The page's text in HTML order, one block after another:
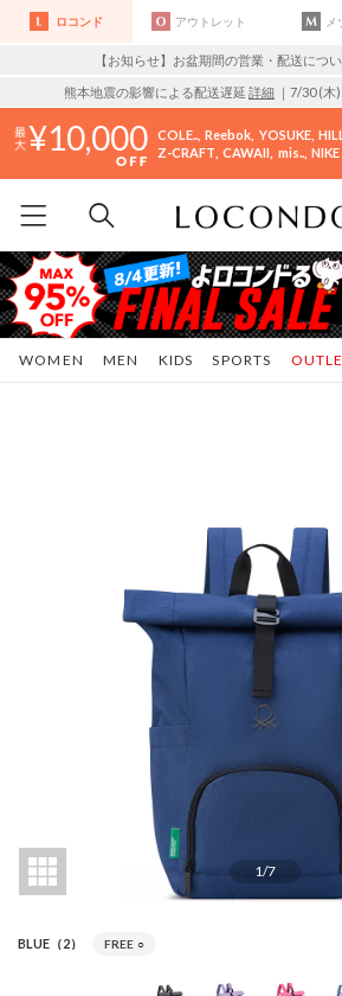
ロコンド アウトレット メ
【お知らせ】お盆期間の営業・配送につ
熊本地震の影響による配送遅延 詳細 ｜7/30 (
10,000 COLE.. Reebok YOSUKE
Z-CRAFT CAWAII mis.. NIKE
WOMEN MEN KIDS SPORTS
1/7
BLUE（2） FREE ○